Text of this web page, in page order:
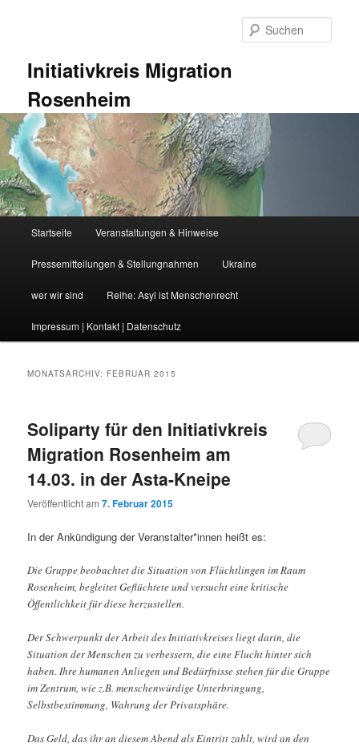
Initiativkreis Migration
Rosenheim
Startseite Veranstaltungen & Hinweise
Pressemitteilungen & Stellungnahmen Ukraine
wer wir sind Reihe: Asyl ist Menschenrecht
Impressum | Kontakt | Datenschutz
MONATSARCHIV: FEBRUAR 2015
Soliparty für den Initiativkreis
Migration Rosenheim am
14.03. in der Asta-Kneipe
Veröffentlicht am7. Februar 2015
In der Ankündigung der Veranstalter*innen heißt es:
Die Gruppe beobachtet die Situation von Flüchtlingen im Raum
Rosenheim, begleitet Geflüchtete und versucht eine kritische
Öffentlichkeit für diese herzustellen.
Der Schwerpunkt der Arbeit des Initiativkreises liegt darin, die
Situation der Menschen zu verbessern, die eine Flucht hinter sich
haben. Ihre humanen Anliegen und Bedürfnisse stehen für die Gruppe
im Zentrum, wie z.B. menschenwürdige Unterbringung,
Selbstbestimmung, Wahrung der Privatsphäre.
Das Geld, das ihr an diesem Abend als Eintritt zahlt, wird an den